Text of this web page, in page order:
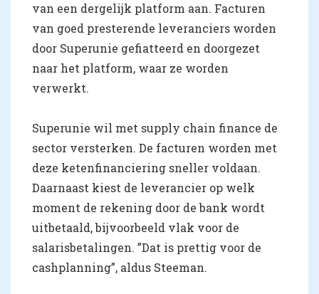
van een dergelijk platform aan. Facturen
van goed presterende leveranciers worden
door Superunie gefiatteerd en doorgezet
naar het platform, waar ze worden
verwerkt.
Superunie wil met supply chain finance de
sector versterken. De facturen worden met
deze ketenfinanciering sneller voldaan.
Daarnaast kiest de leverancier op welk
moment de rekening door de bank wordt
uitbetaald, bijvoorbeeld vlak voor de
salarisbetalingen. ”Dat is prettig voor de
cashplanning”, aldus Steeman.